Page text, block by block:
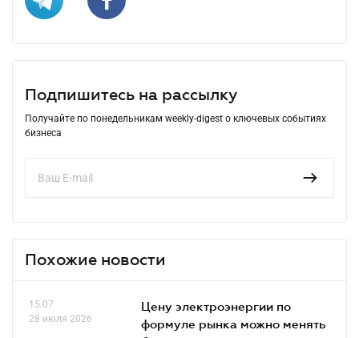
Подпишитесь на рассылку
Получайте по понедельникам weekly-digest о ключевых событиях
бизнеса
Похожие новости
15.07
28 июля 2026
Цену электроэнергии по
формуле рынка можно менять